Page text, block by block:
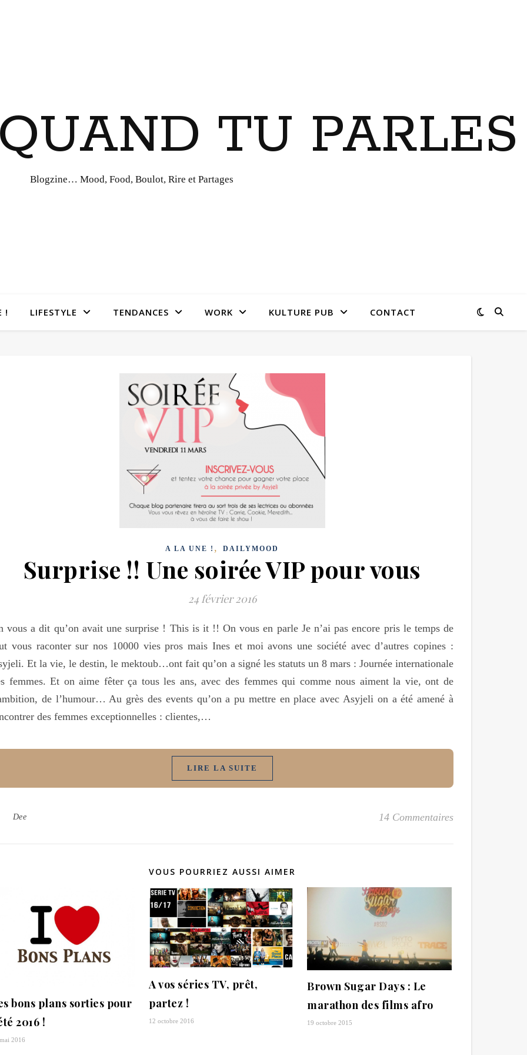
TU PARLES
Blogzine… Mood, Food, Boulot, Rire et Partages
! LIFESTYLE TENDANCES WORK KULTURE PUB CONTACT
A LA UNE ! , DAILYMOOD
Surprise !! Une soirée VIP pour vous
24 février 2016
vous a dit qu’on avait une surprise ! This is it !! On vous en parle Je n’ai pas encore pris le temps de
vous raconter sur nos 10000 vies pros mais Ines et moi avons une société avec d’autres copines :
Et la vie, le destin, le mektoub…ont fait qu’on a signé les statuts un 8 mars : Journée internationale
femmes. Et on aime fêter ça tous les ans, avec des femmes qui comme nous aiment la vie, ont de
de l’humour… Au grès des events qu’on a pu mettre en place avec Asyjeli on a été amené à
des femmes exceptionnelles : clientes,…
LIRE LA SUITE
Dee 14 Commentaires
VOUS POURRIEZ AUSSI AIMER
bons plans sorties pour
2016 !
2016
A vos séries TV, prêt,
partez !
12 octobre 2016
Brown Sugar Days : Le
marathon des films afro
19 octobre 2015